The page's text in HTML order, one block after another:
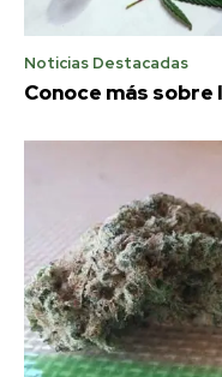
Noticias Destacadas
Conoce más